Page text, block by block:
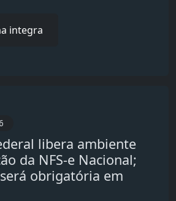
integra
libera ambiente
da NFS-e Nacional;
obrigatória em